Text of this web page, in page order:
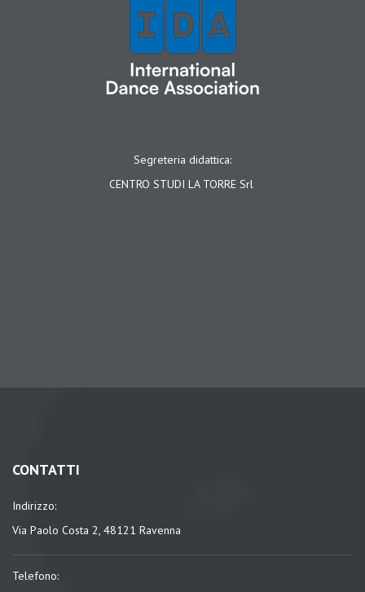
Segreteria didattica:
CENTRO STUDI LA TORRE Srl
CONTATTI
Indirizzo:
Via Paolo Costa 2, 48121 Ravenna
Telefono: